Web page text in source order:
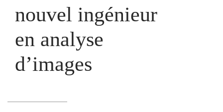
nouvel ingénieur
en analyse
d’images